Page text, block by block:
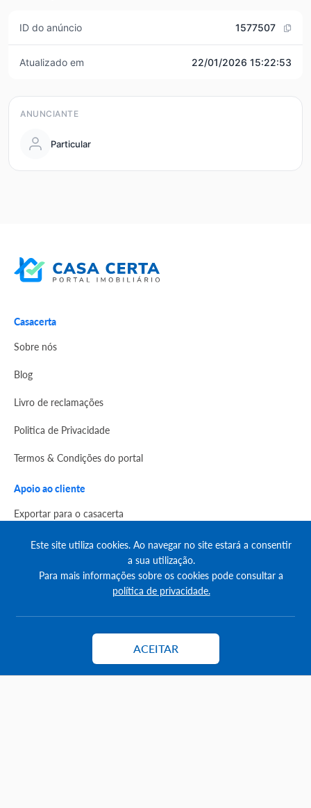
ID do anúncio 1577507
Atualizado em 22/01/2026 15:22:53
ANUNCIANTE
Particular
Casacerta
Sobre nós
Blog
Livro de reclamações
Politica de Privacidade
Termos & Condições do portal
Apoio ao cliente
Exportar para o casacerta
Como anunciar
Créditos
Como destacar anúncios
Este site utiliza cookies. Ao navegar no site estará a consentir
a sua utilização.
Para mais informações sobre os cookies pode consultar a
política de privacidade.
ACEITAR